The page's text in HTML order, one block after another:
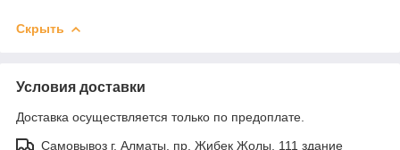
Скрыть
Условия доставки
Доставка осуществляется только по предоплате.
Самовывоз г. Алматы, пр. Жибек Жолы, 111 здание